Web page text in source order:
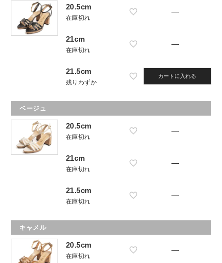
20.5cm
在庫切れ
—
21cm
在庫切れ
—
21.5cm
残りわずか
カートに入れる
ベージュ
20.5cm
在庫切れ
—
21cm
在庫切れ
—
21.5cm
在庫切れ
—
キャメル
20.5cm
在庫切れ
—